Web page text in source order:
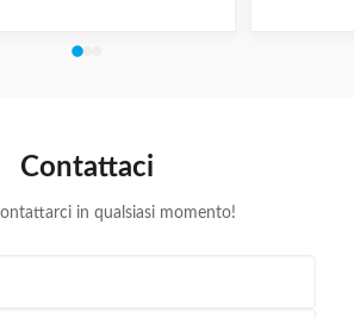
no need two times
expending. (1)
Contattaci
in qualsiasi momento!